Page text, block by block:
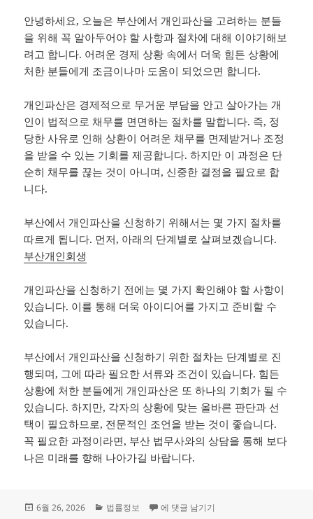
안녕하세요, 오늘은 부산에서 개인파산을 고려하는 분들
을 위해 꼭 알아두어야 할 사항과 절차에 대해 이야기해보
려고 합니다. 어려운 경제 상황 속에서 더욱 힘든 상황에
처한 분들에게 조금이나마 도움이 되었으면 합니다.
개인파산은 경제적으로 무거운 부담을 안고 살아가는 개
인이 법적으로 채무를 면면하는 절차를 말합니다. 즉, 정
당한 사유로 인해 상환이 어려운 채무를 면제받거나 조정
을 받을 수 있는 기회를 제공합니다. 하지만 이 과정은 단
순히 채무를 끊는 것이 아니며, 신중한 결정을 필요로 합
니다.
부산에서 개인파산을 신청하기 위해서는 몇 가지 절차를
따르게 됩니다. 먼저, 아래의 단계별로 살펴보겠습니다.
부산개인회생
개인파산을 신청하기 전에는 몇 가지 확인해야 할 사항이
있습니다. 이를 통해 더욱 아이디어를 가지고 준비할 수
있습니다.
부산에서 개인파산을 신청하기 위한 절차는 단계별로 진
행되며, 그에 따라 필요한 서류와 조건이 있습니다. 힘든
상황에 처한 분들에게 개인파산은 또 하나의 기회가 될 수
있습니다. 하지만, 각자의 상황에 맞는 올바른 판단과 선
택이 필요하므로, 전문적인 조언을 받는 것이 좋습니다.
꼭 필요한 과정이라면, 부산 법무사와의 상담을 통해 보다
나은 미래를 향해 나아가길 바랍니다.
작
6월 26, 2026
카
법률정보 부산 개인파산 절차와 신청 전 확인해야
에 댓글 남기기